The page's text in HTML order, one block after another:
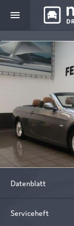
menu
Datenblatt
Serviceheft